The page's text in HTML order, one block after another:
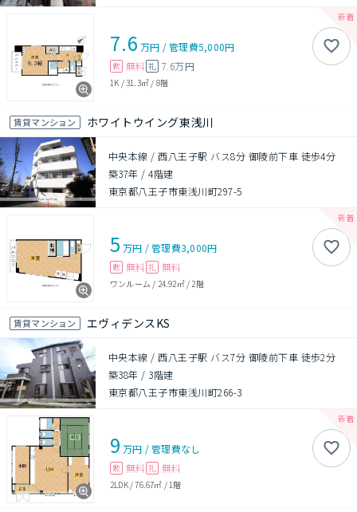
7.6 万円 /管理費5,000円
敷 無料 礼 7.6万円
1K /31.3㎡ / 8階
賃貸マンション ホワイトウイング東浅川
中央本線 / 西八王子駅 バス8分 御陵前下車 徒歩4分
築37年 /4階建
東京都八王子市東浅川町297-5
5 万円 /管理費3,000円
敷 無料 礼 無料
ワンルーム / 24.92㎡/ 2階
賃貸マンション エヴィデンスKS
中央本線 / 西八王子駅 バス7分 御陵前下車 徒歩2分
築38年 / 3階建
東京都八王子市東浅川町266-3
9 万円 /管理費なし
敷 無料 礼 無料
2LDK/76.67㎡ / 1階